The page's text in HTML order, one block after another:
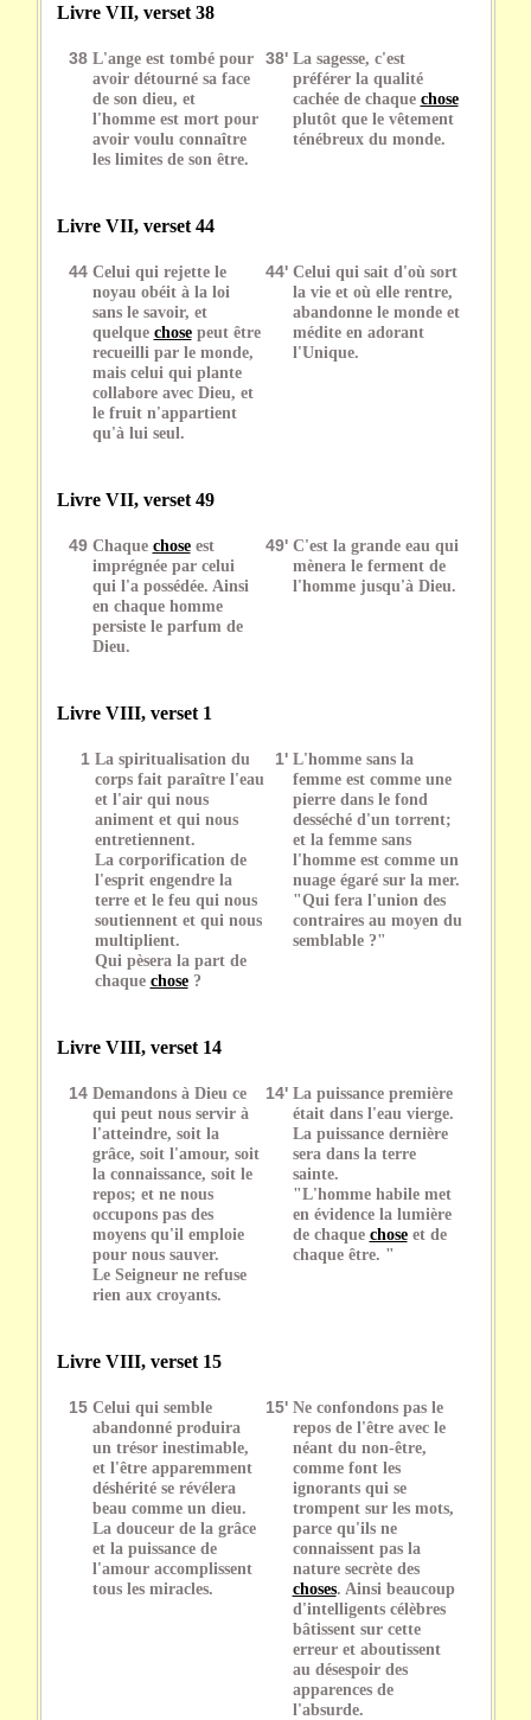
Livre VII, verset 38
38 L'ange est tombé pour
avoir détourné sa face
de son dieu, et
l'homme est mort pour
avoir voulu connaître
les limites de son être.
38' La sagesse, c'est
préférer la qualité
cachée de chaque chose
plutôt que le vêtement
ténébreux du monde.
Livre VII, verset 44
44 Celui qui rejette le
noyau obéit à la loi
sans le savoir, et
quelque chosepeut être
recueilli par le monde,
mais celui qui plante
collabore avec Dieu, et
le fruit n'appartient
qu'à lui seul.
44' Celui qui sait d'où sort
la vie et où elle rentre,
abandonne le monde et
médite en adorant
l'Unique.
Livre VII, verset 49
49 Chaque choseest
imprégnée par celui
qui l'a possédée. Ainsi
en chaque homme
persiste le parfum de
Dieu.
49' C'est la grande eau qui
mènera le ferment de
l'homme jusqu'à Dieu.
Livre VIII, verset 1
1 La spiritualisation du
corps fait paraître l'eau
et l'air qui nous
animent et qui nous
entretiennent.
La corporification de
l'esprit engendre la
terre et le feu qui nous
soutiennent et qui nous
multiplient.
Qui pèsera la part de
chaque chose?
1' L'homme sans la
femme est comme une
pierre dans le fond
desséché d'un torrent;
et la femme sans
l'homme est comme un
nuage égaré sur la mer.
"Qui fera l'union des
contraires au moyen du
semblable ?"
Livre VIII, verset 14
14 Demandons à Dieu ce
qui peut nous servir à
l'atteindre, soit la
grâce, soit l'amour, soit
la connaissance, soit le
repos; et ne nous
occupons pas des
moyens qu'il emploie
pour nous sauver.
Le Seigneur ne refuse
rien aux croyants.
14' La puissance première
était dans l'eau vierge.
La puissance dernière
sera dans la terre
sainte.
"L'homme habile met
en évidence la lumière
de chaque choseet de
chaque être. "
Livre VIII, verset 15
15 Celui qui semble
abandonné produira
un trésor inestimable,
et l'être apparemment
déshérité se révélera
beau comme un dieu.
La douceur de la grâce
et la puissance de
l'amour accomplissent
tous les miracles.
15' Ne confondons pas le
repos de l'être avec le
néant du non-être,
comme font les
ignorants qui se
trompent sur les mots,
parce qu'ils ne
connaissent pas la
nature secrète des
choses. Ainsi beaucoup
d'intelligents célèbres
bâtissent sur cette
erreur et aboutissent
au désespoir des
apparences de
l'absurde.